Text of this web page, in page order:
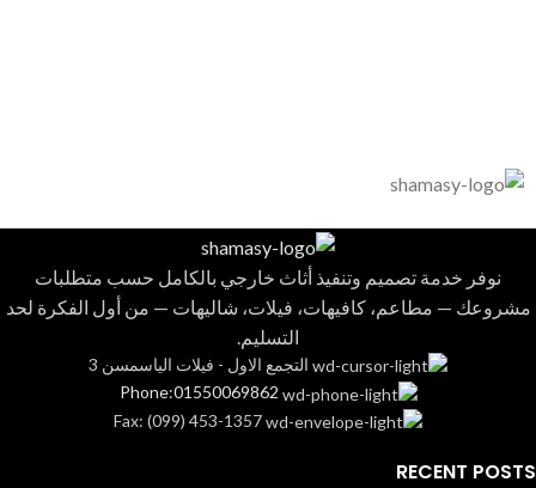
نوفر خدمة تصميم وتنفيذ أثاث خارجي بالكامل حسب متطلبات
مشروعك — مطاعم، كافيهات، فيلات، شاليهات — من أول الفكرة لحد
التسليم.
التجمع الاول - فيلات الياسمسن 3
Phone:01550069862
Fax: (099) 453-1357
RECENT POSTS